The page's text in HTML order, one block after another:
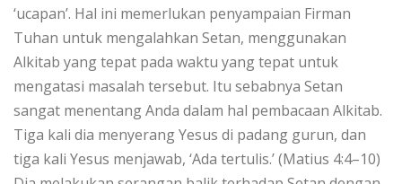
‘ucapan’. Hal ini memerlukan penyampaian Firman
Tuhan untuk mengalahkan Setan, menggunakan
Alkitab yang tepat pada waktu yang tepat untuk
mengatasi masalah tersebut. Itu sebabnya Setan
sangat menentang Anda dalam hal pembacaan Alkitab.
Tiga kali dia menyerang Yesus di padang gurun, dan
tiga kali Yesus menjawab, ‘Ada tertulis.’ (Matius 4:4–10)